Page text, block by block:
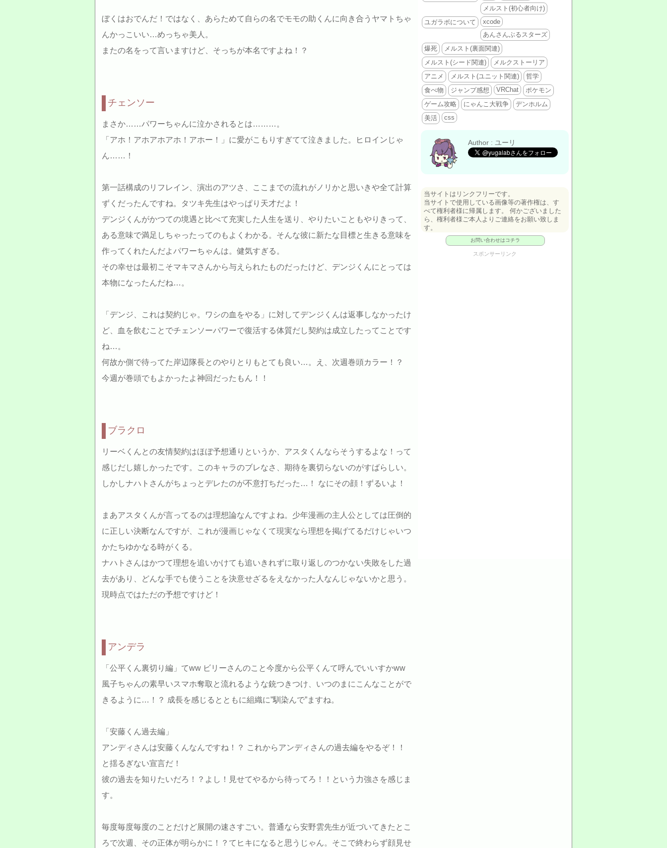
ぼくはおでんだ！ではなく、あらためて自らの名でモモの助くんに向き合うヤマトちゃ
んかっこいい…めっちゃ美人。
またの名をって言いますけど、そっちが本名ですよね！？
チェンソー
まさか……パワーちゃんに泣かされるとは………。
「アホ！アホアホアホ！アホー！」に愛がこもりすぎてて泣きました。ヒロインじゃ
ん……！
第一話構成のリフレイン、演出のアツさ、ここまでの流れがノリかと思いきや全て計算
ずくだったんですね。タツキ先生はやっぱり天才だよ！
デンジくんがかつての境遇と比べて充実した人生を送り、やりたいこともやりきって、
ある意味で満足しちゃったってのもよくわかる。そんな彼に新たな目標と生きる意味を
作ってくれたんだよパワーちゃんは。健気すぎる。
その幸せは最初こそマキマさんから与えられたものだったけど、デンジくんにとっては
本物になったんだね…。
「デンジ、これは契約じゃ。ワシの血をやる」に対してデンジくんは返事しなかったけ
ど、血を飲むことでチェンソーパワーで復活する体質だし契約は成立したってことです
ね…。
何故か側で待ってた岸辺隊長とのやりとりもとても良い…。え、次週巻頭カラー！？
今週が巻頭でもよかったよ神回だったもん！！
ブラクロ
リーベくんとの友情契約はほぼ予想通りというか、アスタくんならそうするよな！って
感じだし嬉しかったです。このキャラのブレなさ、期待を裏切らないのがすばらしい。
しかしナハトさんがちょっとデレたのが不意打ちだった…！ なにその顔！ずるいよ！
まあアスタくんが言ってるのは理想論なんですよね。少年漫画の主人公としては圧倒的
に正しい決断なんですが、これが漫画じゃなくて現実なら理想を掲げてるだけじゃいつ
かたちゆかなる時がくる。
ナハトさんはかつて理想を追いかけても追いきれずに取り返しのつかない失敗をした過
去があり、どんな手でも使うことを決意せざるをえなかった人なんじゃないかと思う。
現時点ではただの予想ですけど！
アンデラ
「公平くん裏切り編」てww ビリーさんのこと今度から公平くんて呼んでいいすかww
風子ちゃんの素早いスマホ奪取と流れるような銃つきつけ、いつのまにこんなことがで
きるように…！？ 成長を感じるとともに組織に”馴染んで”ますね。
「安藤くん過去編」
アンディさんは安藤くんなんですね！？ これからアンディさんの過去編をやるぞ！！
と揺るぎない宣言だ！
彼の過去を知りたいだろ！？よし！見せてやるから待ってろ！！という力強さを感じま
す。
毎度毎度毎度のことだけど展開の速さすごい。普通なら安野雲先生が近づいてきたとこ
ろで次週、その正体が明らかに！？てヒキになると思うじゃん。そこで終わらず顔見せ
メルスト(初心者向け)
ユガラボについて
xcode
あんさんぶるスターズ
爆死
メルスト(裏面関連)
メルスト(シード関連)
メルクストーリア
アニメ
メルスト(ユニット関連)
哲学
食べ物
ジャンプ感想 VRChat
ポケモン
ゲーム攻略
にゃんこ大戦争
デンホルム
美活
css
Author : ユーリ
当サイトはリンクフリーです。
当サイトで使用している画像等の著作権は、す
べて権利者様に帰属します。 何かございました
ら、権利者様ご本人よりご連絡をお願い致しま
す。
お問い合わせはコチラ
スポンサーリンク